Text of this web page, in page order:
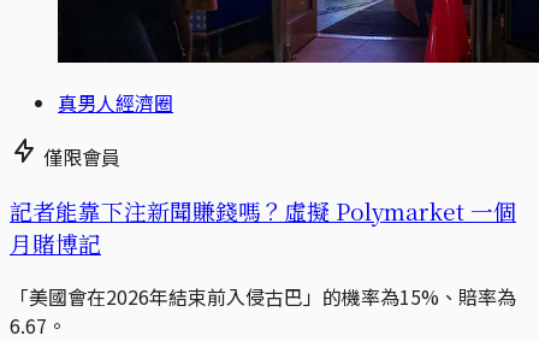
真男人經濟圈
僅限會員
記者能靠下注新聞賺錢嗎？虛擬 Polymarket 一個
月賭博記
「美國會在2026年結束前入侵古巴」的機率為15%、賠率為
6.67。